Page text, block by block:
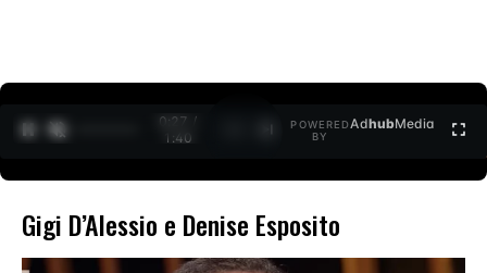
0:27 /
1:40
POWERED
BY
AdhubMedia
Gigi D’Alessio e Denise Esposito